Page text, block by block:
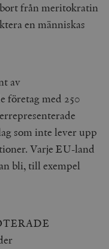
från meritokratin
en människas
av
företag med 250
som inte lever upp
Varje EU-land
bli, till exempel